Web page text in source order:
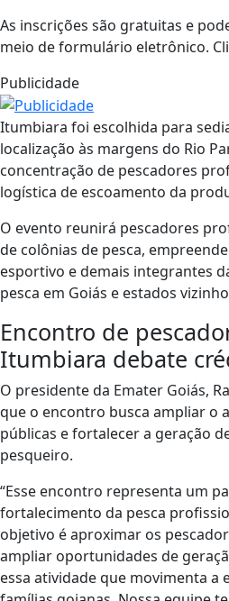
As inscrições são gratuitas e
meio de formulário eletrônico.
Publicidade
Itumbiara foi escolhida para
localização às margens do Rio
concentração de pescadores
logística de escoamento da
O evento reunirá pescadores
de colônias de pesca,
esportivo e demais integrantes
pesca em Goiás e estados
Encontro de
Itumbiara debate
O presidente da Emater Goiás,
que o encontro busca ampliar o
públicas e fortalecer a geração
pesqueiro.
“Esse encontro representa um
fortalecimento da pesca
objetivo é aproximar os
ampliar oportunidades de
essa atividade que movimenta a